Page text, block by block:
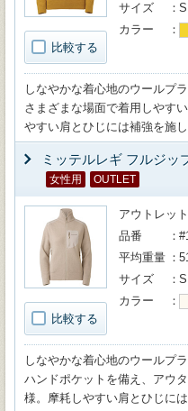
比較する
サイズ
S
カラー
しなやかな着心地のウールプ
さまざまな場面で着用しやす
やすい肩とひじには補強を施
ミッテルレギ フルジッ
女性用 OUTLET
比較する
アウトレッ
品番
平均重量
サイズ
S
カラー
しなやかな着心地のウールプ
ハンドポケットを備え、アウ
様。摩耗しやすい肩とひじに